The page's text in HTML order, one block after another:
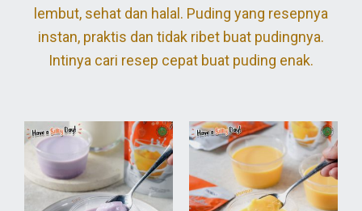
lembut, sehat dan halal. Puding yang resepnya
instan, praktis dan tidak ribet buat pudingnya.
Intinya cari resep cepat buat puding enak.